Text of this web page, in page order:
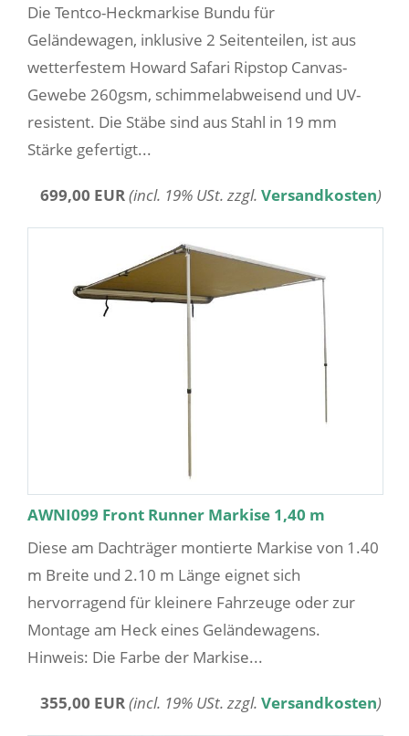
Die Tentco-Heckmarkise Bundu für
Geländewagen, inklusive 2 Seitenteilen, ist aus
wetterfestem Howard Safari Ripstop Canvas-
Gewebe 260gsm, schimmelabweisend und UV-
resistent. Die Stäbe sind aus Stahl in 19 mm
Stärke gefertigt...
699,00 EUR(incl. 19% USt. zzgl. Versandkosten)
AWNI099 Front Runner Markise 1,40 m
Diese am Dachträger montierte Markise von 1.40
m Breite und 2.10 m Länge eignet sich
hervorragend für kleinere Fahrzeuge oder zur
Montage am Heck eines Geländewagens.
Hinweis: Die Farbe der Markise...
355,00 EUR(incl. 19% USt. zzgl. Versandkosten)